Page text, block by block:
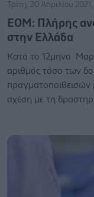
Τρίτη, 20 Απριλίου
ΕΟΜ: Πλήρης
στην Ελλάδα
Κατά το 12μηνο
αριθμός τόσο των
πραγματοποιθεισών
σχέση με τη